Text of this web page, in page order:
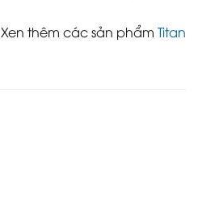
Xen thêm các sản phẩm Titan